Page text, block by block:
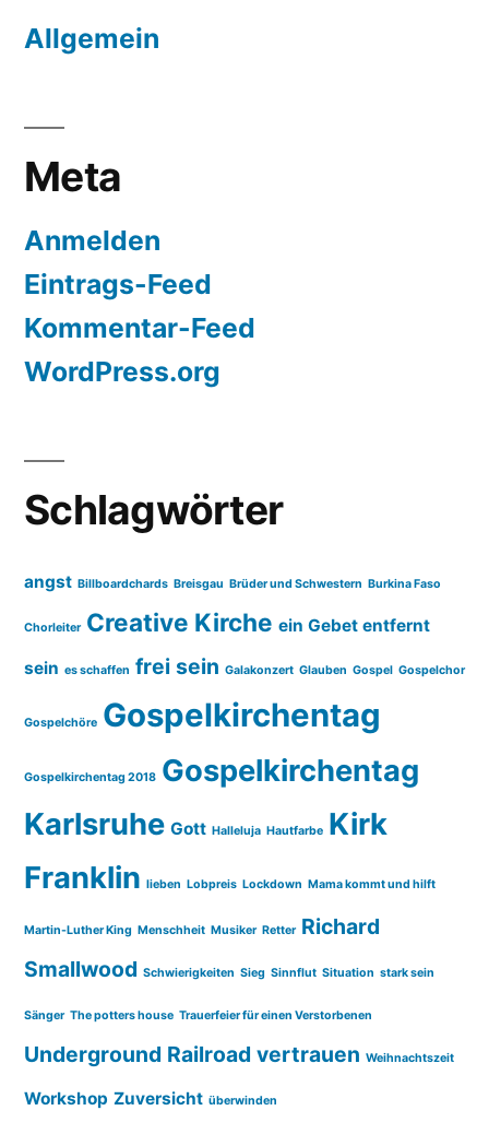
Allgemein
Meta
Anmelden
Eintrags-Feed
Kommentar-Feed
WordPress.org
Schlagwörter
angst Billboardchards Breisgau Brüder und Schwestern Burkina Faso
Chorleiter Creative Kirche ein Gebet entfernt
sein es schaffen frei sein Galakonzert Glauben Gospel Gospelchor
Gospelchöre Gospelkirchentag
Gospelkirchentag 2018 Gospelkirchentag
Karlsruhe Gott Halleluja Hautfarbe Kirk
Franklin lieben Lobpreis Lockdown Mama kommt und hilft
Martin-Luther King Menschheit Musiker Retter Richard
Smallwood Schwierigkeiten Sieg Sinnflut Situation stark sein
Sänger The potters house Trauerfeier für einen Verstorbenen
Underground Railroad vertrauen Weihnachtszeit
Workshop Zuversicht überwinden